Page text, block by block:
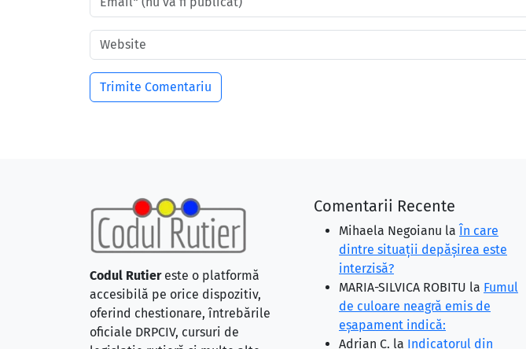
Codul Rutiereste o platformă
accesibilă pe orice dispozitiv,
oferind chestionare, întrebările
oficiale DRPCIV, cursuri de
Comentarii Recente
Mihaela Negoianu la În care
dintre situaţii depăşirea este
interzisă?
MARIA-SILVICA ROBITU la Fumul
de culoare neagră emis de
eşapament indică:
Adrian C. la Indicatorul din